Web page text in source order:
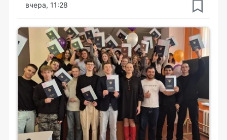
вчера, 11:28